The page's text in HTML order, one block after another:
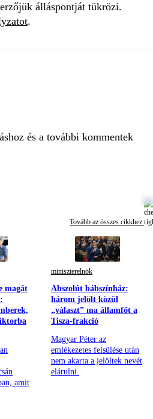
álláspontját tükrözi.
.
és a további kommentek
Tovább az összes cikkhez
magát
amit
miniszterelnök
Abszolút bábszínház:
három jelölt közül
„választ” ma államfőt a
Tisza-frakció
Magyar Péter az
emlékezetes felsülése után
nem akarta a jelöltek nevét
elárulni.